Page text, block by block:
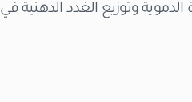
وتوزيع الغدد الدهنية في